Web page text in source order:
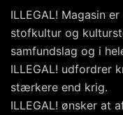
ILLEGAL! Magasin
stofkultur og
samfundslag og i
ILLEGAL! udfordrer
stærkere end krig.
ILLEGAL! ønsker at